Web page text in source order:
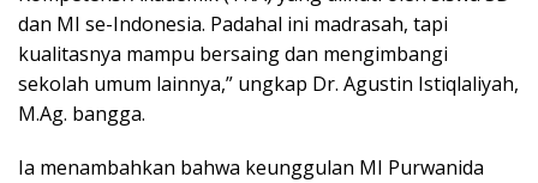
dan MI se-Indonesia. Padahal ini madrasah, tapi
kualitasnya mampu bersaing dan mengimbangi
sekolah umum lainnya,” ungkap Dr. Agustin Istiqlaliyah,
M.Ag. bangga.
Ia menambahkan bahwa keunggulan MI Purwanida